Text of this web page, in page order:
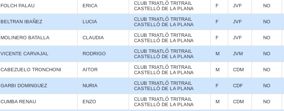
FOLCH PALAU ERICA
CLUB TRIATLÓ TRITRAIL
CASTELLÓ DE LA PLANA
F JVF NO
BELTRAN IBAÑEZ LUCIA
CLUB TRIATLÓ TRITRAIL
CASTELLÓ DE LA PLANA
F JVF NO
MOLINERO BATALLA CLAUDIA
CLUB TRIATLÓ TRITRAIL
CASTELLÓ DE LA PLANA
F JVF NO
VICENTE CARVAJAL RODRIGO
CLUB TRIATLÓ TRITRAIL
CASTELLÓ DE LA PLANA
M JVM NO
CABEZUELO TRONCHONI AITOR
CLUB TRIATLÓ TRITRAIL
CASTELLÓ DE LA PLANA
M CDM NO
GARBI DOMINGUEZ NURIA
CLUB TRIATLÓ TRITRAIL
CASTELLÓ DE LA PLANA
F CDF NO
CUMBA RENAU ENZO
CLUB TRIATLÓ TRITRAIL
CASTELLÓ DE LA PLANA
M CDM NO